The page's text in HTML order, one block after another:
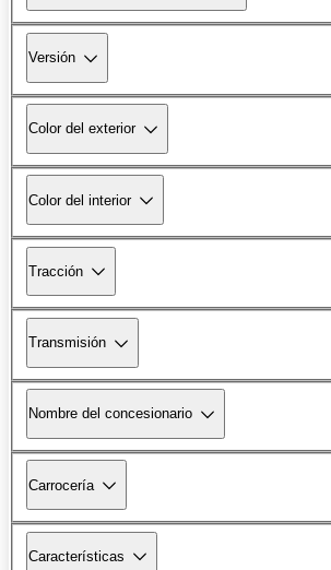
Versión
Color del exterior
Color del interior
Tracción
Transmisión
Nombre del concesionario
Carrocería
Características